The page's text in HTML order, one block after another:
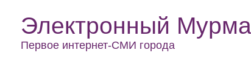
Электронный
Первое интернет-СМИ города